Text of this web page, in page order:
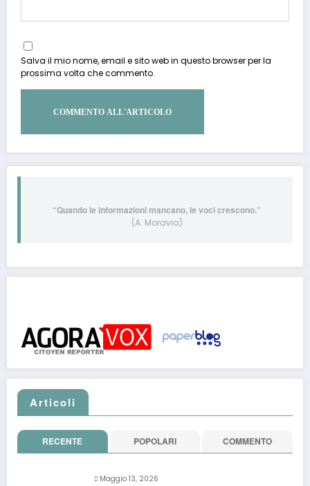
Salva il mio nome, email e sito web in questo browser per la
prossima volta che commento.
“Quando le informazioni mancano, le voci crescono.”
(A. Moravia)
Articoli
RECENTE POPOLARI COMMENTO
Maggio 13, 2026